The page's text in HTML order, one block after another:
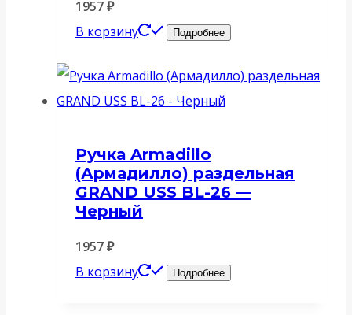
1957₽
В корзину
Подробнее
Ручка Armadillo
(Армадилло) раздельная
GRAND USS BL-26 —
Черный
1957₽
В корзину
Подробнее